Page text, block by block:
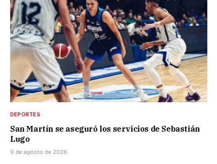
DEPORTES
San Martín se aseguró los servicios de Sebastián
Lugo
9 de agosto de 2026